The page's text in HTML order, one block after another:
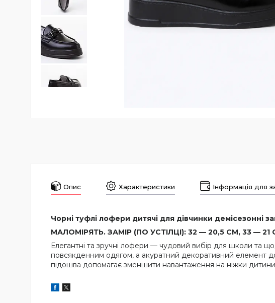
Опис Характеристики Інформація для
Чорні туфлі лофери дитячі для дівчинки демісезонні
МАЛОМІРЯТЬ. ЗАМІР (ПО УСТІЛЦІ): 32 — 20,5 СМ, 33 —
Елегантні та зручні лофери — чудовий вибір для школи та
повсякденним одягом, а акуратний декоративний елемент
підошва допомагає зменшити навантаження на ніжки